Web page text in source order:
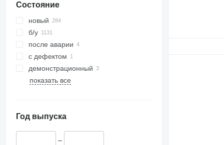
Состояние
новый
б/у
после аварии
с дефектом
демонстрационный
показать все
Год выпуска
–